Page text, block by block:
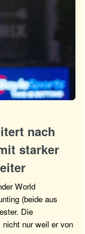
nach
starker
World
(beide aus
Die
nur weil er von